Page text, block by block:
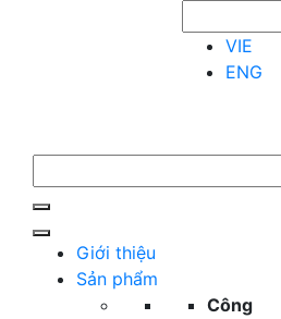
VIE
ENG
Giới thiệu
Sản phẩm
Công